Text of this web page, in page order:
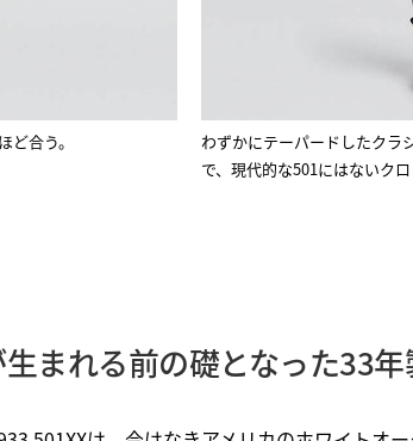
合う。
わずかにテーパードしたクラ
で、現代的な501にはないク
まれる前の礎となった33年